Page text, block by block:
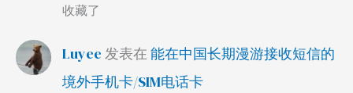
收藏了
Luyee 发表在能在中国长期漫游接收短信的
境外手机卡/SIM电话卡